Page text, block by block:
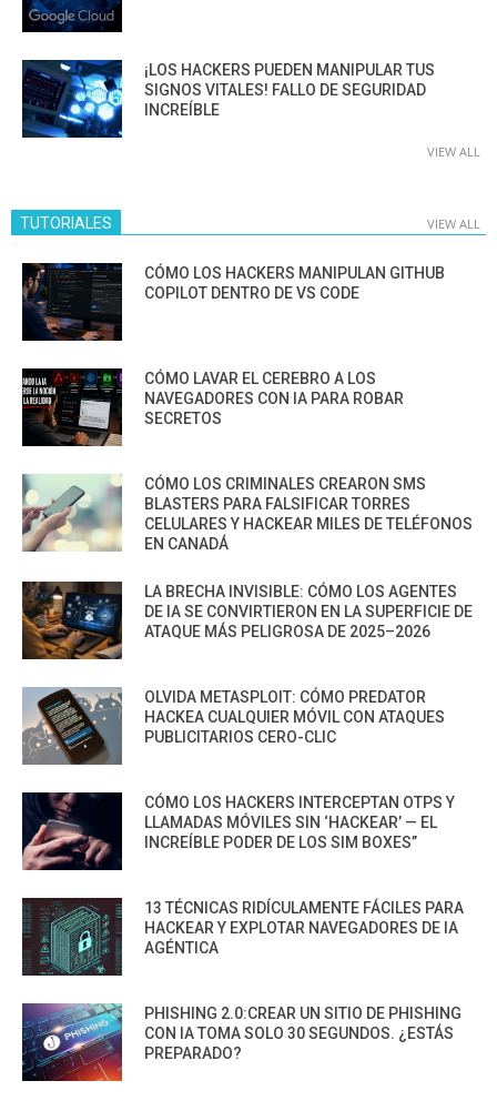
¡LOS HACKERS PUEDEN MANIPULAR TUS
SIGNOS VITALES! FALLO DE SEGURIDAD
INCREÍBLE
VIEW ALL
TUTORIALES VIEW ALL
CÓMO LOS HACKERS MANIPULAN GITHUB
COPILOT DENTRO DE VS CODE
CÓMO LAVAR EL CEREBRO A LOS
NAVEGADORES CON IA PARA ROBAR
SECRETOS
CÓMO LOS CRIMINALES CREARON SMS
BLASTERS PARA FALSIFICAR TORRES
CELULARES Y HACKEAR MILES DE TELÉFONOS
EN CANADÁ
LA BRECHA INVISIBLE: CÓMO LOS AGENTES
DE IA SE CONVIRTIERON EN LA SUPERFICIE DE
ATAQUE MÁS PELIGROSA DE 2025–2026
OLVIDA METASPLOIT: CÓMO PREDATOR
HACKEA CUALQUIER MÓVIL CON ATAQUES
PUBLICITARIOS CERO-CLIC
CÓMO LOS HACKERS INTERCEPTAN OTPS Y
LLAMADAS MÓVILES SIN ‘HACKEAR’ — EL
INCREÍBLE PODER DE LOS SIM BOXES”
13 TÉCNICAS RIDÍCULAMENTE FÁCILES PARA
HACKEAR Y EXPLOTAR NAVEGADORES DE IA
AGÉNTICA
PHISHING 2.0:CREAR UN SITIO DE PHISHING
CON IA TOMA SOLO 30 SEGUNDOS. ¿ESTÁS
PREPARADO?